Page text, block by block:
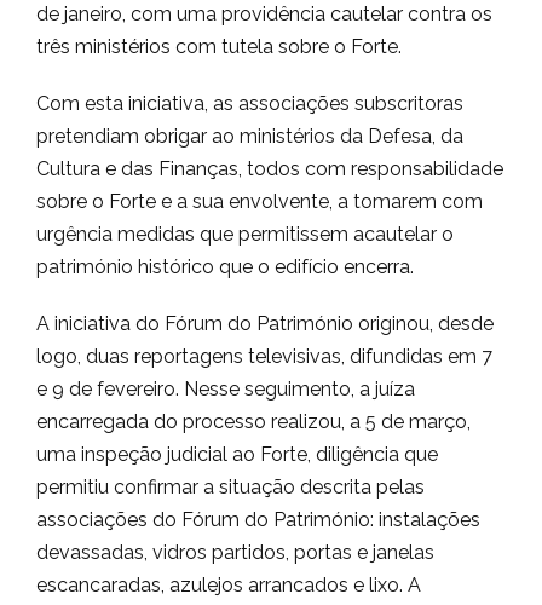
de janeiro, com uma providência cautelar contra os
três ministérios com tutela sobre o Forte.
Com esta iniciativa, as associações subscritoras
pretendiam obrigar ao ministérios da Defesa, da
Cultura e das Finanças, todos com responsabilidade
sobre o Forte e a sua envolvente, a tomarem com
urgência medidas que permitissem acautelar o
património histórico que o edifício encerra.
A iniciativa do Fórum do Património originou, desde
logo, duas reportagens televisivas, difundidas em 7
e 9 de fevereiro. Nesse seguimento, a juíza
encarregada do processo realizou, a 5 de março,
uma inspeção judicial ao Forte, diligência que
permitiu confirmar a situação descrita pelas
associações do Fórum do Património: instalações
devassadas, vidros partidos, portas e janelas
escancaradas, azulejos arrancados e lixo. A